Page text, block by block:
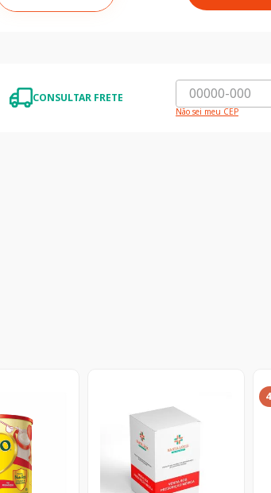
CONSULTAR FRETE
Não sei meu CEP